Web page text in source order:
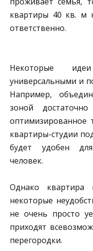
квартиры 40 кв. м
ответственно.
Некоторые
универсальными и
Например,
зоной
оптимизированное
квартиры-студии
будет удобен
человек.
Однако квартира
некоторые
не очень просто
приходят
перегородки.